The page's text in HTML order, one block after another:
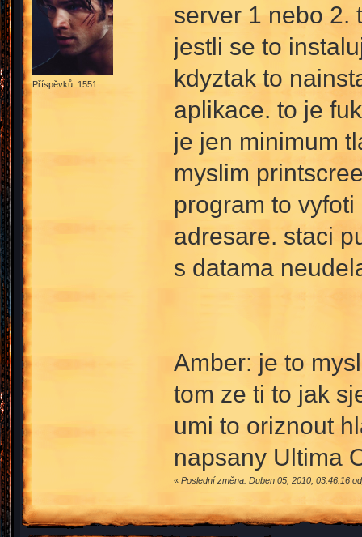
Příspěvků: 1551
server 1 nebo 2.
jestli se to
kdyztak to
aplikace. to je
je jen minimum
myslim
program to
adresare. staci
s datama
Amber: je to
tom ze ti to jak
umi to oriznout
napsany Ultima
« Poslední změna: Duben 05, 2010, 03:46:16